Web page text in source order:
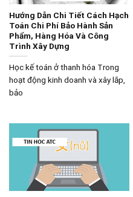
Hướng Dẫn Chi Tiết Cách Hạch
Toán Chi Phí Bảo Hành Sản
Phẩm, Hàng Hóa Và Công
Trình Xây Dựng
Học kế toán ở thanh hóa Trong
hoạt động kinh doanh và xây lắp,
bảo